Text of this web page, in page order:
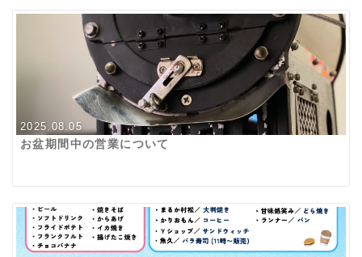
2025.08.05
お盆期間中の営業について